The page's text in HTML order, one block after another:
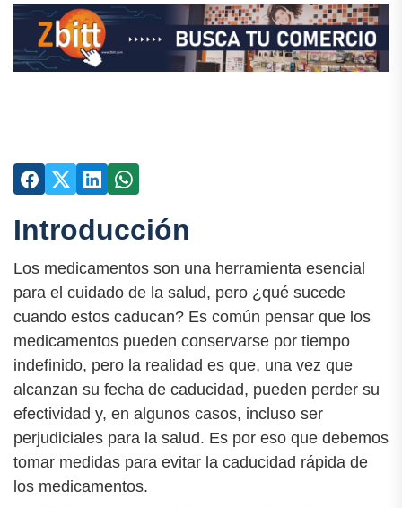
Introducción
Los medicamentos son una herramienta esencial
para el cuidado de la salud, pero ¿qué sucede
cuando estos caducan? Es común pensar que los
medicamentos pueden conservarse por tiempo
indefinido, pero la realidad es que, una vez que
alcanzan su fecha de caducidad, pueden perder su
efectividad y, en algunos casos, incluso ser
perjudiciales para la salud. Es por eso que debemos
tomar medidas para evitar la caducidad rápida de
los medicamentos.